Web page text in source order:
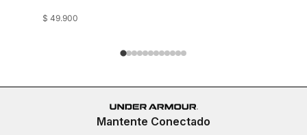
$ 49.900
Mantente Conectado